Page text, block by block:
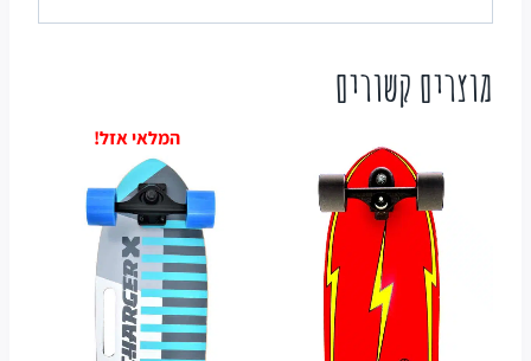
מוצרים קשורים